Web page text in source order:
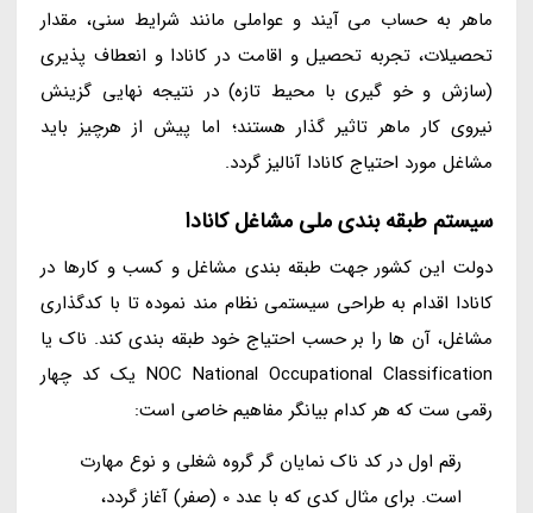
ماهر به حساب می آیند و عواملی مانند شرایط سنی، مقدار
تحصیلات، تجربه تحصیل و اقامت در کانادا و انعطاف پذیری
(سازش و خو گیری با محیط تازه) در نتیجه نهایی گزینش
نیروی کار ماهر تاثیر گذار هستند؛ اما پیش از هرچیز باید
مشاغل مورد احتیاج کانادا آنالیز گردد.
سیستم طبقه بندی ملی مشاغل کانادا
دولت این کشور جهت طبقه بندی مشاغل و کسب و کارها در
کانادا اقدام به طراحی سیستمی نظام مند نموده تا با کدگذاری
مشاغل، آن ها را بر حسب احتیاج خود طبقه بندی کند. ناک یا
NOC National Occupational Classification یک کد چهار
رقمی ست که هر کدام بیانگر مفاهیم خاصی است:
رقم اول در کد ناک نمایان گر گروه شغلی و نوع مهارت
است. برای مثال کدی که با عدد 0 (صفر) آغاز گردد،